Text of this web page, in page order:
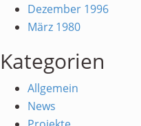
Dezember 1996
März 1980
Kategorien
Allgemein
News